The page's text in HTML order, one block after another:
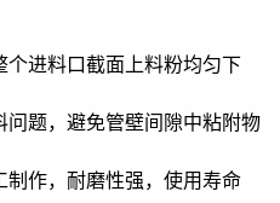
个进料口截面上料粉均匀下
题，避免管壁间隙中粘附物
制作，耐磨性强，使用寿命